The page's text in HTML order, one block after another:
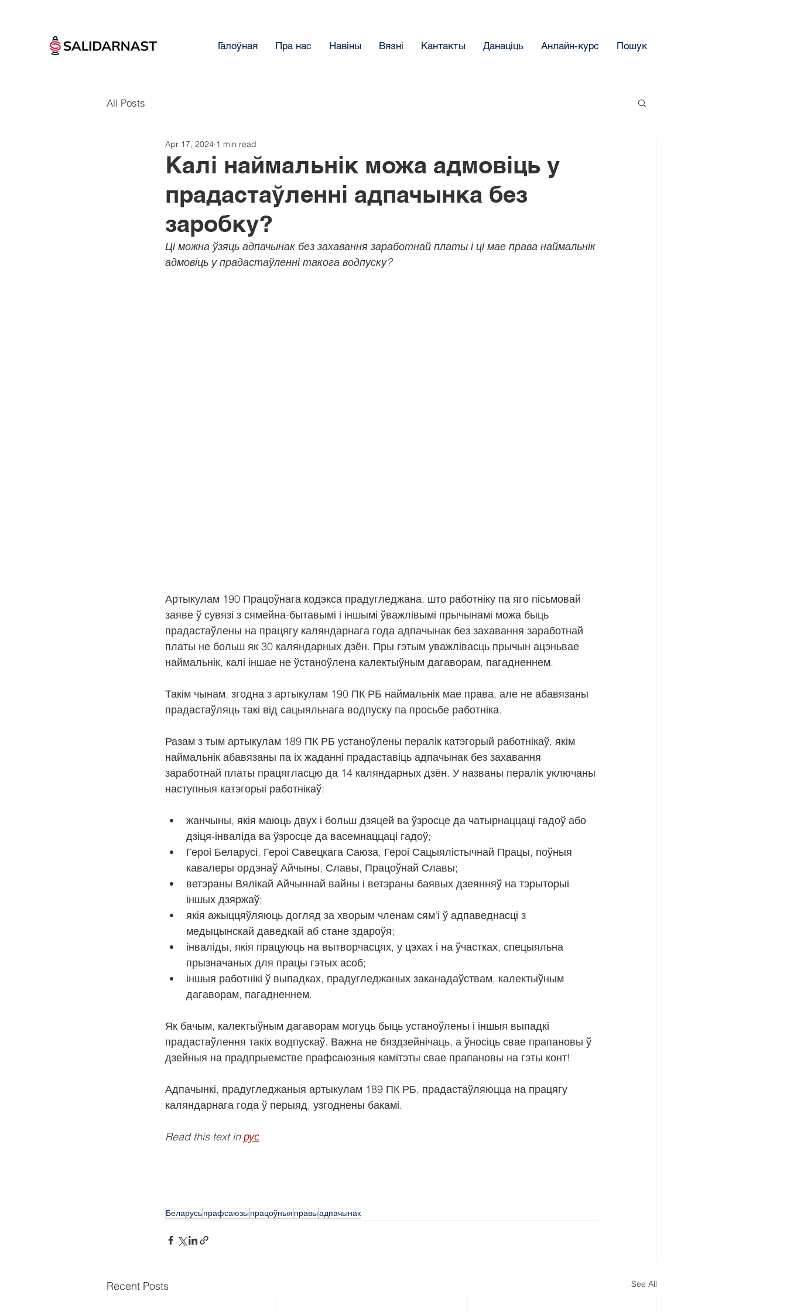
Галоўная Пра нас Навіны Вязнi Кантакты Данацiць Анлайн-курс Пошук
All Posts
Калі наймальнік можа адмовіць у
прадастаўленні адпачынка без
заробку?
Apr 17, 2024 1 min read
Ці можна ўзяць адпачынак без захавання заработнай платы і ці мае права наймальнік
адмовіць у прадастаўленні такога водпуску?
Артыкулам 190 Працоўнага кодэкса прадугледжана, што работніку па яго пісьмовай
заяве ў сувязі з сямейна-бытавымі і іншымі ўважлівымі прычынамі можа быць
прадастаўлены на працягу каляндарнага года адпачынак без захавання заработнай
платы не больш як 30 каляндарных дзён. Пры гэтым уважлівасць прычын ацэньвае
наймальнік, калі іншае не ўстаноўлена калектыўным дагаворам, пагадненнем.
Такім чынам, згодна з артыкулам 190 ПК РБ наймальнік мае права, але не абавязаны
прадастаўляць такі від сацыяльнага водпуску па просьбе работніка.
Разам з тым артыкулам 189 ПК РБ устаноўлены пералік катэгорый работнікаў, якім
наймальнік абавязаны па іх жаданні прадаставіць адпачынак без захавання
заработнай платы працягласцю да 14 каляндарных дзён. У названы пералік уключаны
наступныя катэгорыі работнікаў:
жанчыны, якія маюць двух і больш дзяцей ва ўзросце да чатырнаццаці гадоў або
дзіця-інваліда ва ўзросце да васемнаццаці гадоў;
Героі Беларусі, Героі Савецкага Саюза, Героі Сацыялістычнай Працы, поўныя
кавалеры ордэнаў Айчыны, Славы, Працоўнай Славы;
ветэраны Вялікай Айчыннай вайны і ветэраны баявых дзеянняў на тэрыторыі
іншых дзяржаў;
якія ажыццяўляюць догляд за хворым членам сям'і ў адпаведнасці з
медыцынскай даведкай аб стане здароўя;
інваліды, якія працуюць на вытворчасцях, у цэхах і на ўчастках, спецыяльна
прызначаных для працы гэтых асоб;
іншыя работнікі ў выпадках, прадугледжаных заканадаўствам, калектыўным
дагаворам, пагадненнем.
Як бачым, калектыўным дагаворам могуць быць устаноўлены і іншыя выпадкі
прадастаўлення такіх водпускаў. Важна не бяздзейнічаць, а ўносіць свае прапановы ў
дзейныя на прадпрыемстве прафсаюзныя камітэты свае прапановы на гэты конт!
Адпачынкі, прадугледжаныя артыкулам 189 ПК РБ, прадастаўляюцца на працягу
каляндарнага года ў перыяд, узгоднены бакамі.
Read this text in рус
Беларусьпрафсаюзыпрацоўныя правыадпачынак
Recent Posts See All